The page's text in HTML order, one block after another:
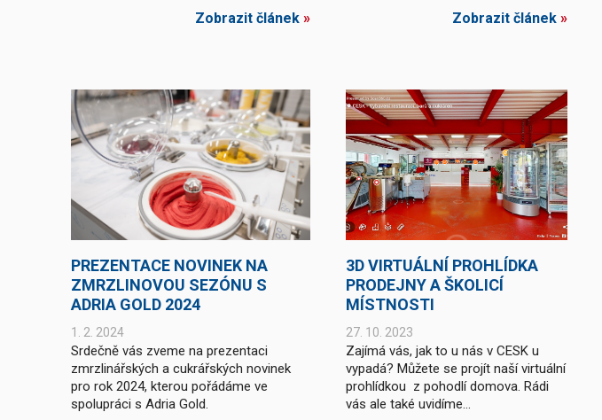
Zobrazit článek » Zobrazit článek »
PREZENTACE NOVINEK NA
ZMRZLINOVOU SEZÓNU S
ADRIA GOLD 2024
1. 2. 2024
Srdečně vás zveme na prezentaci
zmrzlinářských a cukrářských novinek
pro rok 2024, kterou pořádáme ve
spolupráci s Adria Gold.
3D VIRTUÁLNÍ PROHLÍDKA
PRODEJNY A ŠKOLICÍ
MÍSTNOSTI
27. 10. 2023
Zajímá vás, jak to u nás v CESK u
vypadá? Můžete se projít naší virtuální
prohlídkou z pohodlí domova. Rádi
vás ale také uvidíme...